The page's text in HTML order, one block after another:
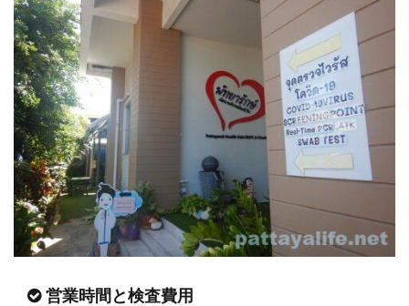
営業時間と検査費用